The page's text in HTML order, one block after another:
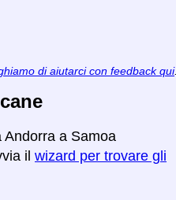
di aiutarci con feedback qui.
a Samoa
il wizard per trovare gli